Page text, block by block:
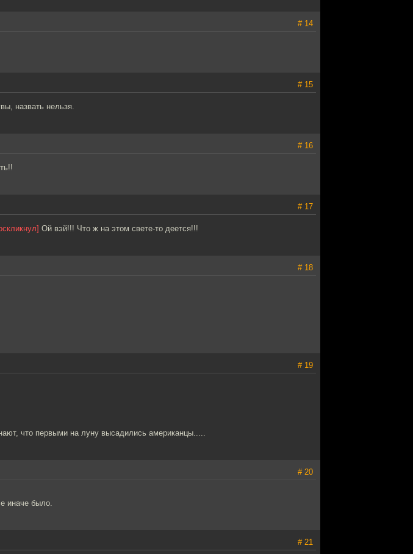
# 14
# 15
назвать нельзя.
# 16
# 17
Ой вэй!!! Что ж на этом свете-то деется!!!
# 18
# 19
что первыми на луну высадились американцы.....
# 20
иначе было.
# 21